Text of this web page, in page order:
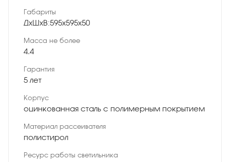
Габариты
ДхШхВ:595х595х50
Масса не более
4.4
Гарантия
5 лет
Корпус
оцинкованная сталь с полимерным покрытием
Материал рассеивателя
полистирол
Ресурс работы светильника